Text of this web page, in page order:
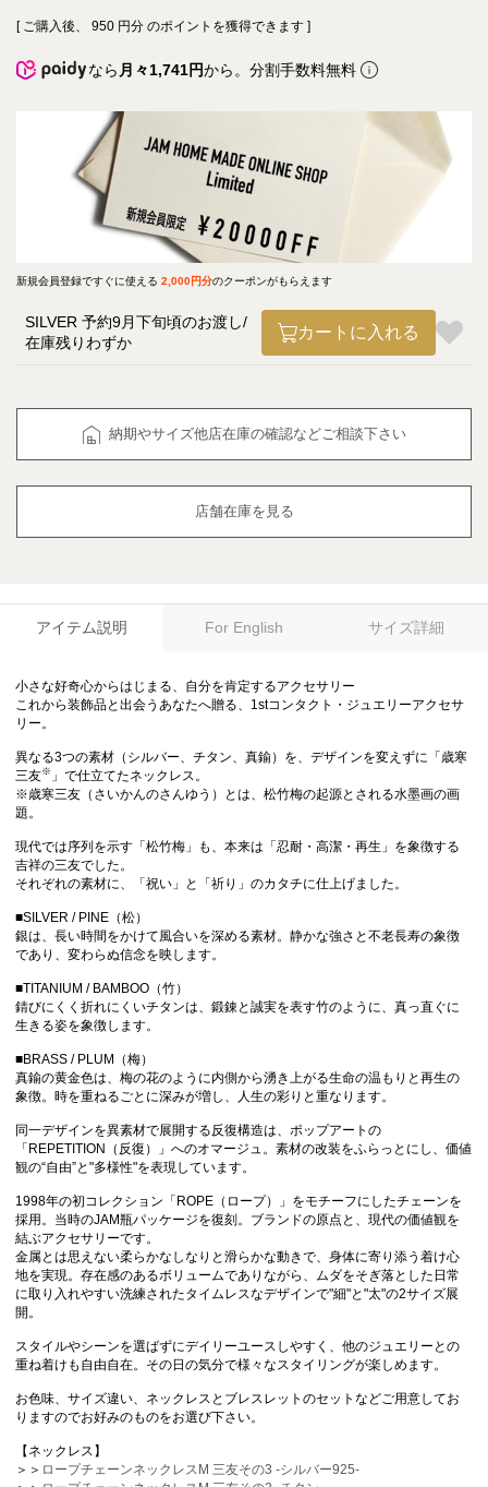
[ ご購入後、 950 円分 のポイントを獲得できます ]
なら 月々1,741円から。分割手数料無料
新規会員登録ですぐに使える 2,000円分のクーポンがもらえます
SILVER 予約9月下旬頃のお渡し
在庫残りわずか
カートに入れる
納期やサイズ他店在庫の確認などご相談下さい
店舗在庫を見る
アイテム説明 For English サイズ詳細
小さな好奇心からはじまる、自分を肯定するアクセサリー
これから装飾品と出会うあなたへ贈る、1stコンタクト・ジュエリーアクセサ
リー。
異なる3つの素材（シルバー、チタン、真鍮）を、デザインを変えずに「歳寒
三友※ 」で仕立てたネックレス。
※歳寒三友（さいかんのさんゆう）とは、松竹梅の起源とされる水墨画の画
題。
現代では序列を示す「松竹梅」も、本来は「忍耐・高潔・再生」を象徴する
吉祥の三友でした。
それぞれの素材に、「祝い」と「祈り」のカタチに仕上げました。
■SILVER / PINE（松）
銀は、長い時間をかけて風合いを深める素材。静かな強さと不老長寿の象徴
であり、変わらぬ信念を映します。
■TITANIUM / BAMBOO（竹）
錆びにくく折れにくいチタンは、鍛錬と誠実を表す竹のように、真っ直ぐに
生きる姿を象徴します。
■BRASS / PLUM（梅）
真鍮の黄金色は、梅の花のように内側から湧き上がる生命の温もりと再生の
象徴。時を重ねるごとに深みが増し、人生の彩りと重なります。
同一デザインを異素材で展開する反復構造は、ポップアートの
「REPETITION（反復）」へのオマージュ。素材の改装をふらっとにし、価値
観の“自由”と"多様性"を表現しています。
1998年の初コレクション「ROPE（ロープ）」をモチーフにしたチェーンを
採用。当時のJAM瓶パッケージを復刻。ブランドの原点と、現代の価値観を
結ぶアクセサリーです。
金属とは思えない柔らかなしなりと滑らかな動きで、身体に寄り添う着け心
地を実現。存在感のあるボリュームでありながら、ムダをそぎ落とした日常
に取り入れやすい洗練されたタイムレスなデザインで"細"と"太"の2サイズ展
開。
スタイルやシーンを選ばずにデイリーユースしやすく、他のジュエリーとの
重ね着けも自由自在。その日の気分で様々なスタイリングが楽しめます。
お色味、サイズ違い、ネックレスとブレスレットのセットなどご用意してお
りますのでお好みのものをお選び下さい。
【ネックレス】
＞＞ ロープチェーンネックレスM 三友その3 -シルバー925-